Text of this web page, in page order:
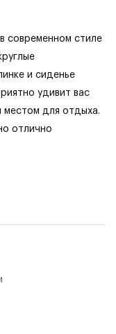
современном стиле
и сиденье
удивит вас
местом для отдыха.
отлично